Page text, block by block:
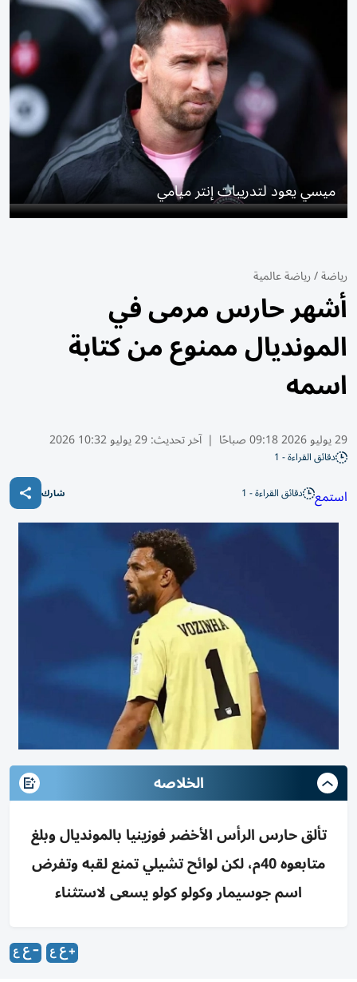
ميسي يعود لتدريبات إنتر ميامي
رياضة/رياضة عالمية
أشهر حارس مرمى في
المونديال ممنوع من كتابة
اسمه
29 يوليو 2026 09:18 صباحًا | آخر تحديث:29 يوليو 10:32 2026
دقائق القراءة - 1
استمع دقائق القراءة - 1 شارك
الخلاصه
تألق حارس الرأس الأخضر فوزينيا بالمونديال وبلغ
متابعوه 40م، لكن لوائح تشيلي تمنع لقبه وتفرض
اسم جوسيمار وكولو كولو يسعى لاستثناء